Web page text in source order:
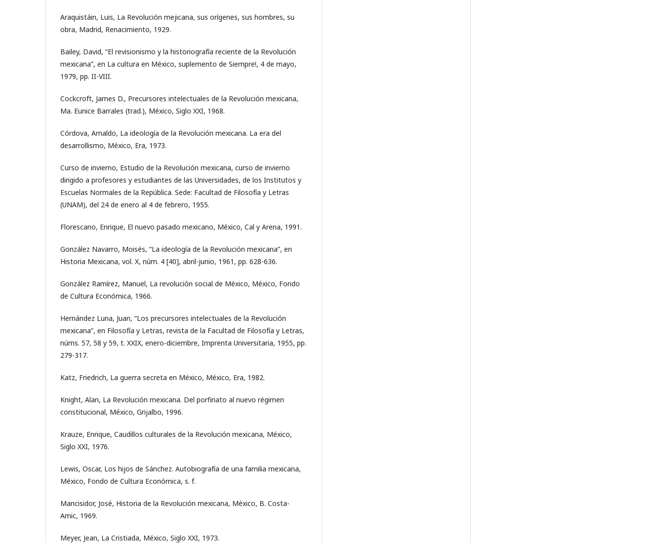
Araquistáin, Luis, La Revolución mejicana, sus orígenes, sus hombres, su
obra, Madrid, Renacimiento, 1929.
Bailey, David, “El revisionismo y la historiografía reciente de la Revolución
mexicana”, en La cultura en México, suplemento de Siempre!, 4 de mayo,
1979, pp. II-VIII.
Cockcroft, James D., Precursores intelectuales de la Revolución mexicana,
Ma. Eunice Barrales (trad.), México, Siglo XXI, 1968.
Córdova, Arnaldo, La ideología de la Revolución mexicana. La era del
desarrollismo, México, Era, 1973.
Curso de invierno, Estudio de la Revolución mexicana, curso de invierno
dirigido a profesores y estudiantes de las Universidades, de los Institutos y
Escuelas Normales de la República. Sede: Facultad de Filosofía y Letras
(UNAM), del 24 de enero al 4 de febrero, 1955.
Florescano, Enrique, El nuevo pasado mexicano, México, Cal y Arena, 1991.
González Navarro, Moisés, “La ideología de la Revolución mexicana”, en
Historia Mexicana, vol. X, núm. 4 [40], abril-junio, 1961, pp. 628-636.
González Ramírez, Manuel, La revolución social de México, México, Fondo
de Cultura Económica, 1966.
Hernández Luna, Juan, “Los precursores intelectuales de la Revolución
mexicana”, en Filosofía y Letras, revista de la Facultad de Filosofía y Letras,
núms. 57, 58 y 59, t. XXIX, enero-diciembre, Imprenta Universitaria, 1955, pp.
279-317.
Katz, Friedrich, La guerra secreta en México, México, Era, 1982.
Knight, Alan, La Revolución mexicana. Del porfiriato al nuevo régimen
constitucional, México, Grijalbo, 1996.
Krauze, Enrique, Caudillos culturales de la Revolución mexicana, México,
Siglo XXI, 1976.
Lewis, Oscar, Los hijos de Sánchez. Autobiografía de una familia mexicana,
México, Fondo de Cultura Económica, s. f.
Mancisidor, José, Historia de la Revolución mexicana, México, B. Costa-
Amic, 1969.
Meyer, Jean, La Cristiada, México, Siglo XXI, 1973.